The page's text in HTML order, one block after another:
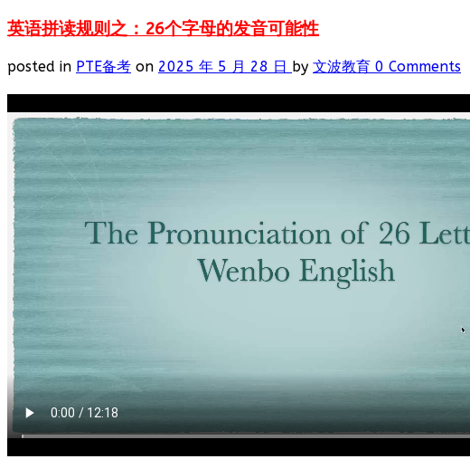
英语拼读规则之：26个字母的发音可能性
posted in PTE备考 on 2025 年 5 月 28 日 by 文波教育 0 Comments